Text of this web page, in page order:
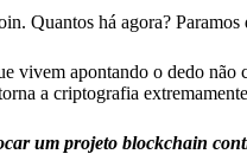
Quantos há agora?
vivem apontando o dedo
a criptografia
um projeto blockchain